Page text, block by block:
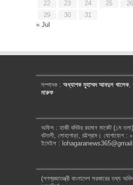
22
23 24 25 26
29
30
31
« Jul
সম্পাদক : অধ্যাপক মুহাম্মদ আবদুল খালেক,
মারুফ
অফিস : হাজী বদিউর রহমান মার্কেট (১ম
বটতলী, লোহাগাড়া, চট্টগ্রাম। যোগাযোগ :
ইমেইল :
(গণপ্রজাতন্ত্রী বাংলাদেশ সরকারের তথ্য